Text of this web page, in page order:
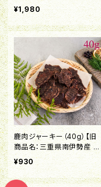
ン！
¥1,980
鹿肉ジャーキー（40g）【旧
商品名：三重県南伊勢産 鹿
肉ジャーキー】
¥930